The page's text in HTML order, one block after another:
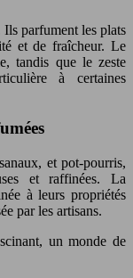
Ils parfument les plats
et de fraîcheur. Le
tandis que le zeste
à certaines
et pot-pourris,
et raffinées. La
à leurs propriétés
par les artisans.
un monde de